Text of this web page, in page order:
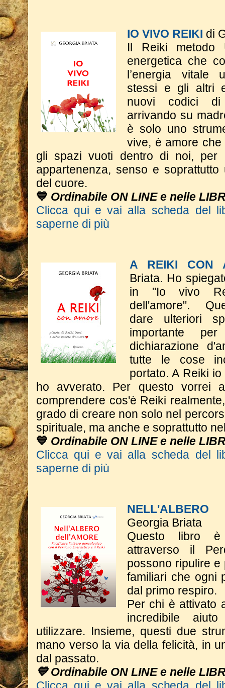
IO VIVO REIKI di
Il Reiki metodo
energetica che
l’energia vitale
stessi e gli altri
nuovi codici
arrivando su
è solo uno
vive, è amore
gli spazi vuoti dentro di noi, per
appartenenza, senso e
del cuore.
💙 Ordinabile ON LINE e nelle
Clicca qui e vai alla scheda del
saperne di più
A REIKI CON
Briata. Ho
in "Io vivo
dell'amore".
dare ulteriori
importante
dichiarazione
tutte le cose
portato. A Reiki
ho avverato. ​Per questo vorrei
comprendere cos'è Reiki
grado di creare non solo nel
spirituale, ma anche e soprattutto
💙 Ordinabile ON LINE e nelle
Clicca qui e vai alla scheda del
saperne di più
NELL'ALBERO
Georgia Briata
Questo libro
attraverso il
possono ripulire e
familiari che ogni
dal primo respiro.
Per chi è attivato
incredibile
utilizzare. Insieme, questi due
mano verso la via della felicità, in
dal passato.
💙 Ordinabile ON LINE e nelle